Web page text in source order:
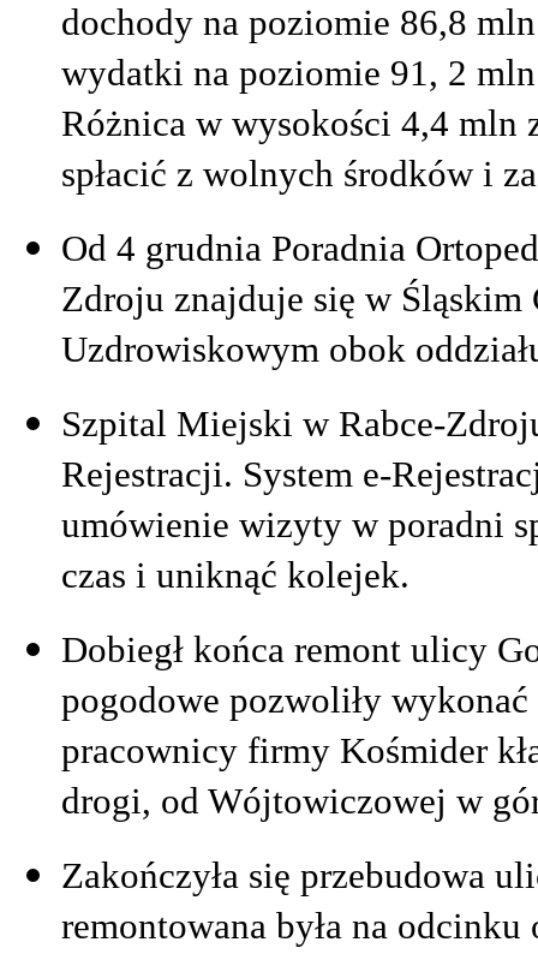
dochody na poziomie 86,8 mln
wydatki na poziomie 91, 2 mln
Różnica w wysokości 4,4 mln
spłacić z wolnych środków i
Od 4 grudnia Poradnia
Zdroju znajduje się w
Uzdrowiskowym obok
Szpital Miejski w Rabce-
Rejestracji. System
umówienie wizyty w poradni
czas i uniknąć kolejek.
Dobiegł końca remont ulicy
pogodowe pozwoliły
pracownicy firmy Kośmider
drogi, od Wójtowiczowej w
Zakończyła się przebudowa
remontowana była na